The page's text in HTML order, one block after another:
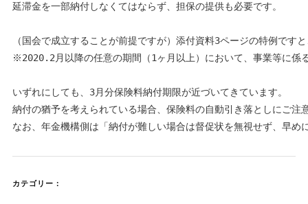
延滞金を一部納付しなくてはならず、担保の提供も必要です。
（国会で成立することが前提ですが）添付資料3ページの特例で
※2020.2月以降の任意の期間（1ヶ月以上）において、事業等に係
いずれにしても、3月分保険料納付期限が近づいてきています。
納付の猶予を考えられている場合、保険料の自動引き落としにご注
なお、年金機構側は「納付が難しい場合は督促状を無視せず、早
カテゴリー：